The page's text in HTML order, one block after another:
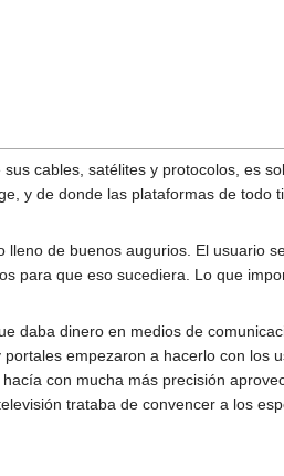
cables, satélites y protocolos, es
y de donde las plataformas de todo
de buenos augurios. El usuario
para que eso sucediera. Lo que
daba dinero en medios de
empezaron a hacerlo con los
con mucha más precisión
trataba de convencer a los